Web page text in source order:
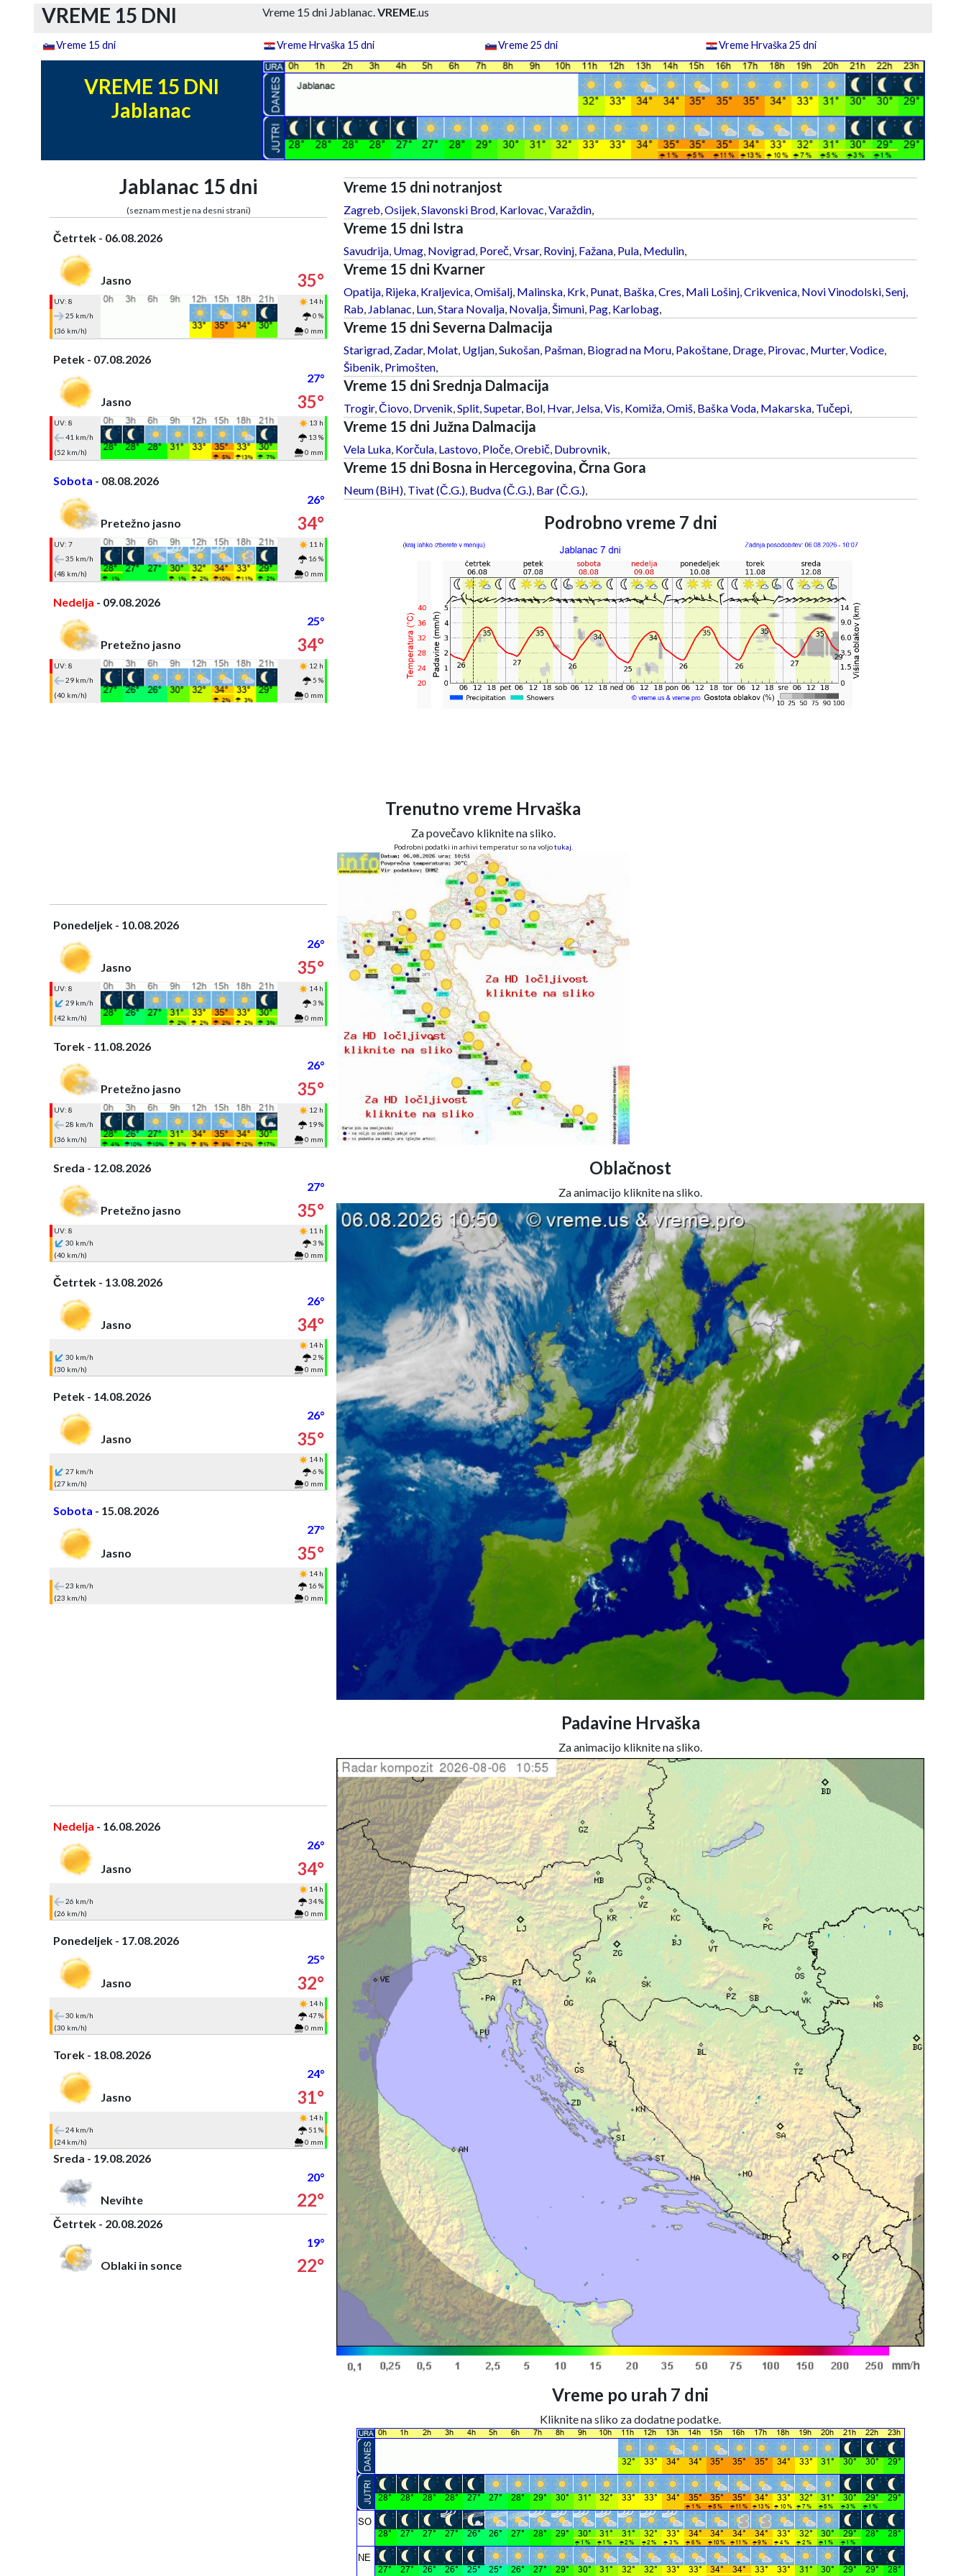
VREME 15 DNI Vreme 15 dni Jablanac.VREME.us
Vreme 15 dni Vreme Hrvaška 15 dni Vreme 25 dni Vreme Hrvaška 25 dni
VREME 15 DNI
Jablanac
Jablanac 15 dni
(seznam mest je na desni strani)
Četrtek - 06.08.2026
Jasno 35°
UV: 8
14 h
25 km/h
0 %
(36 km/h)
0 mm
Petek - 07.08.2026
27°
Jasno
35°
UV: 8
13 h
41 km/h
13 %
(52 km/h)
0 mm
Sobota - 08.08.2026
26°
Pretežno jasno
34°
UV: 7
11 h
35 km/h
16 %
(48 km/h)
0 mm
Nedelja - 09.08.2026
25°
Pretežno jasno
34°
UV: 8
12 h
29 km/h
5 %
(40 km/h)
0 mm
Ponedeljek - 10.08.2026
26°
Jasno
35°
UV: 8
14 h
29 km/h
3 %
(42 km/h)
0 mm
Torek - 11.08.2026
26°
Pretežno jasno
35°
UV: 8
12 h
28 km/h
19 %
(36 km/h)
0 mm
Sreda - 12.08.2026
27°
Pretežno jasno
35°
UV: 8
11 h
30 km/h
3 %
(40 km/h)
0 mm
Četrtek - 13.08.2026
26°
Jasno
34°
14 h
30 km/h
2 %
(30 km/h)
0 mm
Petek - 14.08.2026
26°
Jasno
35°
14 h
27 km/h
6 %
(27 km/h)
0 mm
Sobota - 15.08.2026
27°
Jasno
35°
14 h
23 km/h
16 %
(23 km/h)
0 mm
Nedelja - 16.08.2026
26°
Jasno
34°
14 h
26 km/h
34 %
(26 km/h)
0 mm
Ponedeljek - 17.08.2026
25°
Jasno
32°
14 h
30 km/h
47 %
(30 km/h)
0 mm
Torek - 18.08.2026
24°
Jasno
31°
14 h
24 km/h
51 %
(24 km/h)
0 mm
Sreda - 19.08.2026
20°
Nevihte
22°
Četrtek - 20.08.2026
19°
Oblaki in sonce
22°
Vreme 15 dni notranjost
Zagreb Osijek Slavonski Brod, Karlovac Varaždin,
Vreme 15 dni Istra
Savudrija, Umag, Novigrad, Poreč, Vrsar, Rovinj, Fažana, Pula, Medulin,
Vreme 15 dni Kvarner
Opatija, Rijeka, Kraljevica, Omišalj, Malinska, Krk Punat, Baška, Cres Mali Lošinj, Crikvenica, Novi Vinodolski, Senj,
Rab Jablanac Lun, Stara Novalja, Novalja, Šimuni, Pag, Karlobag,
Vreme 15 dni Severna Dalmacija
Starigrad, Zadar, Molat, Ugljan, Sukošan, Pašman, Biograd na Moru, Pakoštane, Drage, Pirovac Murter, Vodice,
Šibenik Primošten,
Vreme 15 dni Srednja Dalmacija
Trogir, Čiovo, Drvenik Split, Supetar, Bol, Hvar, Jelsa, Vis Komiža, Omiš, Baška Voda, Makarska, Tučepi,
Vreme 15 dni Južna Dalmacija
Vela Luka, Korčula, Lastovo, Ploče, Orebič, Dubrovnik
Vreme 15 dni Bosna in Hercegovina, Črna Gora
Neum (BiH), Tivat (Č.G.), Budva (Č.G.), Bar (Č.G.),
Podrobno vreme 7 dni
Trenutno vreme Hrvaška
Za povečavo kliknite na sliko.
Podrobni podatki in arhivi temperatur so na voljotukaj
Oblačnost
Za animacijo kliknite na sliko.
Padavine Hrvaška
Za animacijo kliknite na sliko.
Vreme po urah 7 dni
Kliknite na sliko za dodatne podatke.